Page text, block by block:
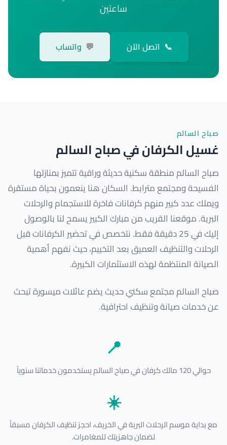
ساعتين
📞 اتصل الآن 💬 واتساب
صباح السالم
غسيل الكرفان في صباح السالم
صباح السالم منطقة سكنية حديثة وراقية تتميز بمنازلها
الفسيحة ومجتمع مترابط. السكان هنا ينعمون بحياة مستقرة
ويملك عدد كبير منهم كرفانات فاخرة للاستجمام والرحلات
البرية. موقعنا القريب من مبارك الكبير يسمح لنا بالوصول
إليك في 25 دقيقة فقط. نتخصص في تحضير الكرفانات قبل
الرحلات والتنظيف العميق بعد التخييم، حيث نفهم أهمية
الصيانة المنتظمة لهذه الاستثمارات الكبيرة.
صباح السالم مجتمع سكني حديث يضم عائلات ميسورة تبحث
عن خدمات صيانة وتنظيف احترافية.
📍
حوالي 120 مالك كرفان في صباح السالم يستخدمون خدماتنا سنوياً
☀️
مع بداية موسم الرحلات البرية في الخريف، احجز تنظيف الكرفان مسبقاً
لضمان جاهزيتك للمغامرات.